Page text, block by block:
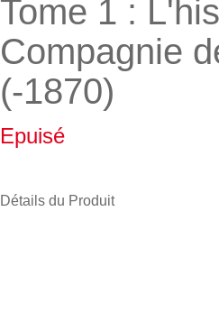
Tome 1 :
Compagnie
(-1870)
Epuisé
Détails du Produit